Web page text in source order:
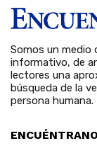
Somos un medio
informativo, de
lectores una
búsqueda de la
persona humana.